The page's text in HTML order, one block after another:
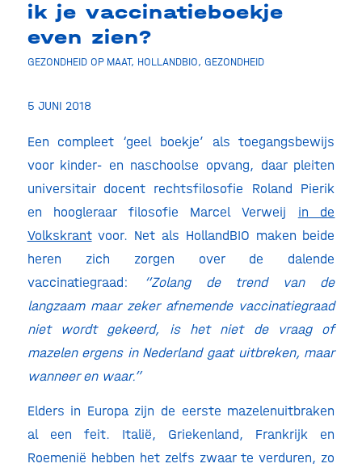
ik je vaccinatieboekje
even zien?
GEZONDHEID OP MAAT, HOLLANDBIO, GEZONDHEID
5 JUNI 2018
Een compleet ‘geel boekje’ als toegangsbewijs
voor kinder- en naschoolse opvang, daar pleiten
universitair docent rechtsfilosofie Roland Pierik
en hoogleraar filosofie Marcel Verweij in de
Volkskrantvoor. Net als HollandBIO maken beide
heren zich zorgen over de dalende
vaccinatiegraad:
“Zolang de trend van de
langzaam maar zeker afnemende vaccinatiegraad
niet wordt gekeerd, is het niet de vraag of
mazelen ergens in Nederland gaat uitbreken, maar
wanneer en waar.”
Elders in Europa zijn de eerste mazelenuitbraken
al een feit. Italië, Griekenland, Frankrijk en
Roemenië hebben het zelfs zwaar te verduren, zo